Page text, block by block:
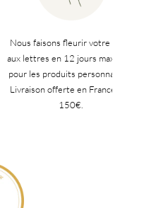
Nous faisons fleurir votre boîte
aux lettres en 12 jours maximum
pour les produits personnalisés.
Livraison offerte en France dès
150€.